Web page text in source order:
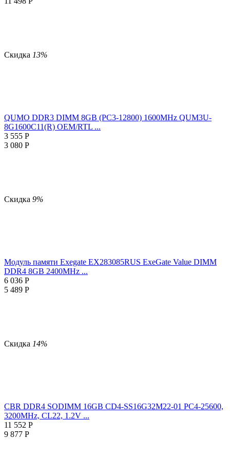
Скидка 13%
QUMO DDR3 DIMM 8GB (PC3-12800) 1600MHz QUM3U-
8G1600C11(R) OEM/RTL ...
3 555 Р
3 080 Р
Скидка 9%
Модуль памяти Exegate EX283085RUS ExeGate Value DIMM
DDR4 8GB 2400MHz ...
6 036 Р
5 489 Р
Скидка 14%
CBR DDR4 SODIMM 16GB CD4-SS16G32M22-01 PC4-25600,
3200MHz, CL22, 1.2V ...
11 552 Р
9 877 Р